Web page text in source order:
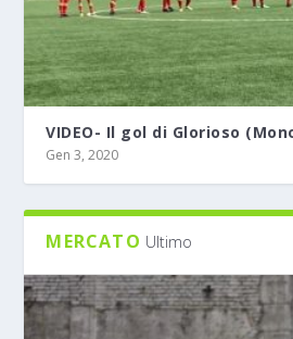
VIDEO- Il gol di Glorioso
Gen 3, 2020
MERCATO Ultimo